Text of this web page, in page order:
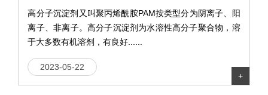
高分子沉淀剂又叫聚丙烯酰胺PAM按类型分为阴离子、阳
离子、非离子。高分子沉淀剂为水溶性高分子聚合物，溶
于大多数有机溶剂，有良好......
2023-05-22
+